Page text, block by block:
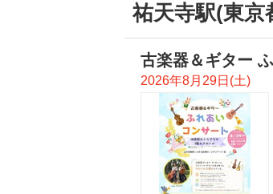
祐天寺駅(東京
古楽器＆ギター
2026年8月29日(土)